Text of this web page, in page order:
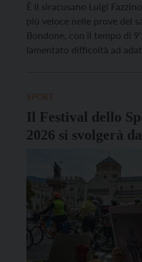
È il siracusano Luigi
più veloce nelle prove del
Bondone, con il tempo di
lamentato difficoltà ad
Il Festival dello
2026 si svolgerà